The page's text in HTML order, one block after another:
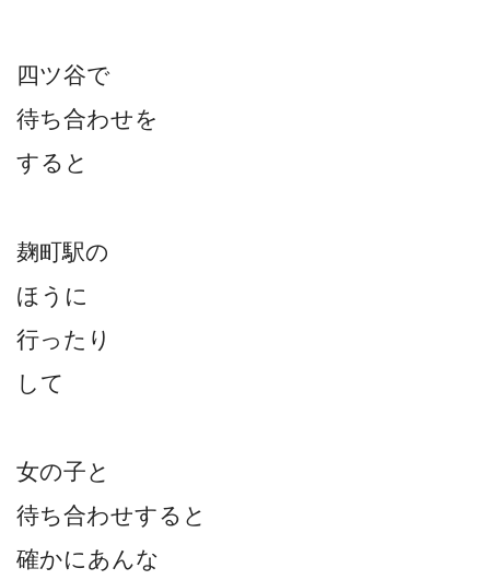
四ツ谷で
待ち合わせを
すると
麹町駅の
ほうに
行ったり
して
女の子と
待ち合わせすると
確かにあんな